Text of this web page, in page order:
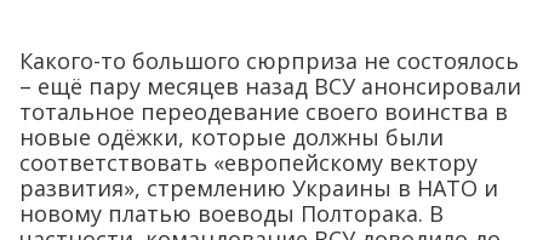
Какого-то большого сюрприза не состоялось
– ещё пару месяцев назад ВСУ анонсировали
тотальное переодевание своего воинства в
новые одёжки, которые должны были
соответствовать «европейскому вектору
развития», стремлению Украины в НАТО и
новому платью воеводы Полторака. В